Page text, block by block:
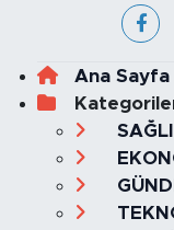
Ana Sayfa